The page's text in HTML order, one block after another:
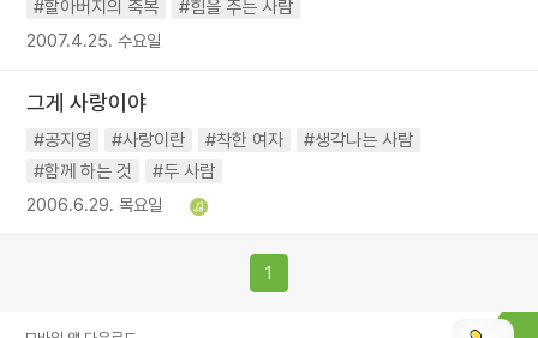
#할아버지의 축복
#힘을 주는 사람
2007.4.25. 수요일
그게 사랑이야
#공지영 #사랑이란 #착한 여자
#생각나는 사람
#함께 하는 것
#두 사람
2006.6.29. 목요일
1